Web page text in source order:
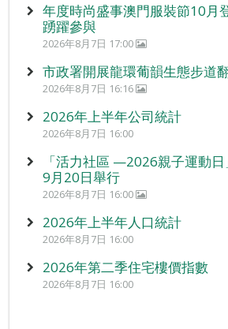
年度時尚盛事澳門服裝節10月
踴躍參與
2026年8月7日 17:00
市政署開展龍環葡韻生態步道
2026年8月7日 16:16
2026年上半年公司統計
2026年8月7日 16:00
「活力社區 —2026親子運動
9月20日舉行
2026年8月7日 16:00
2026年上半年人口統計
2026年8月7日 16:00
2026年第二季住宅樓價指數
2026年8月7日 16:00